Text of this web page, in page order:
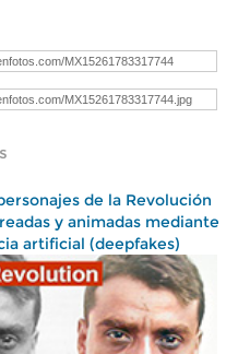
de la Revolución
y animadas mediante
artificial (deepfakes)